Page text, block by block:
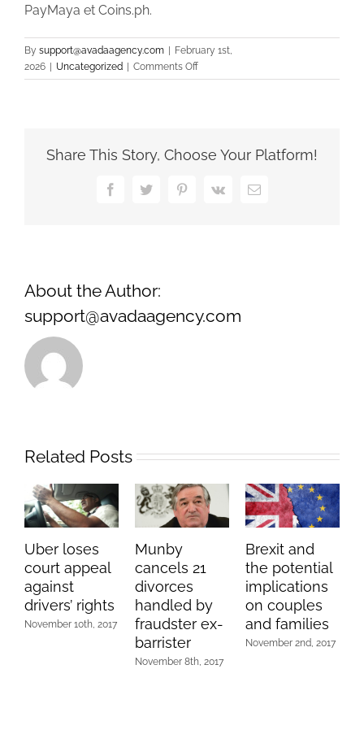
PayMaya et Coins.ph.
By support@avadaagency.com
February 1st,
2026
Uncategorized Comments Offon
Tabulariser
Trader
Choix
Union
Share This Story, Choose Your Platform!
FacebookTwitter PinterestVk Email
About the Author:
support@avadaagency.com
Related Posts
Uber loses
court appeal
against
drivers’ rights
November 10th, 2017
Munby
cancels 21
divorces
handled by
fraudster ex-
barrister
November 8th, 2017
Brexit and
the potential
implications
on couples
and families
November 2nd, 2017